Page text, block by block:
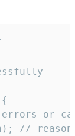
or
//